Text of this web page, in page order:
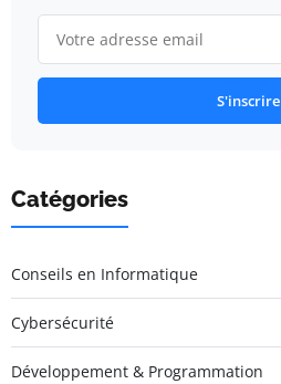
S'inscrire
Catégories
Conseils en Informatique
Cybersécurité
Développement & Programmation